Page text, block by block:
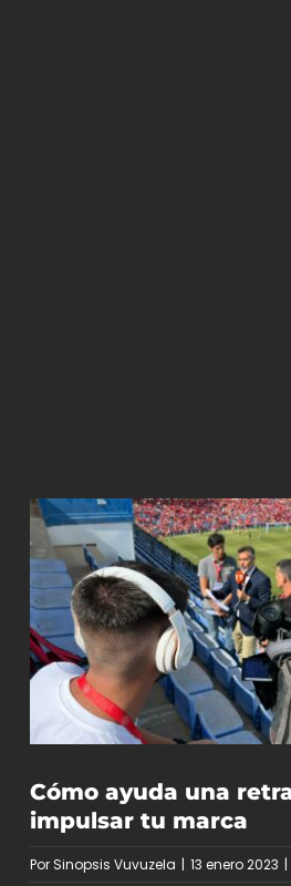
Cómo ayuda una
impulsar tu marca
Por Sinopsis Vuvuzela | 13 enero 2023 |